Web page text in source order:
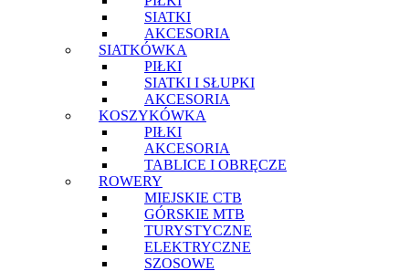
SIATKI
AKCESORIA
SIATKÓWKA
PIŁKI
SIATKI I SŁUPKI
AKCESORIA
KOSZYKÓWKA
PIŁKI
AKCESORIA
TABLICE I OBRĘCZE
ROWERY
MIEJSKIE CTB
GÓRSKIE MTB
TURYSTYCZNE
ELEKTRYCZNE
SZOSOWE